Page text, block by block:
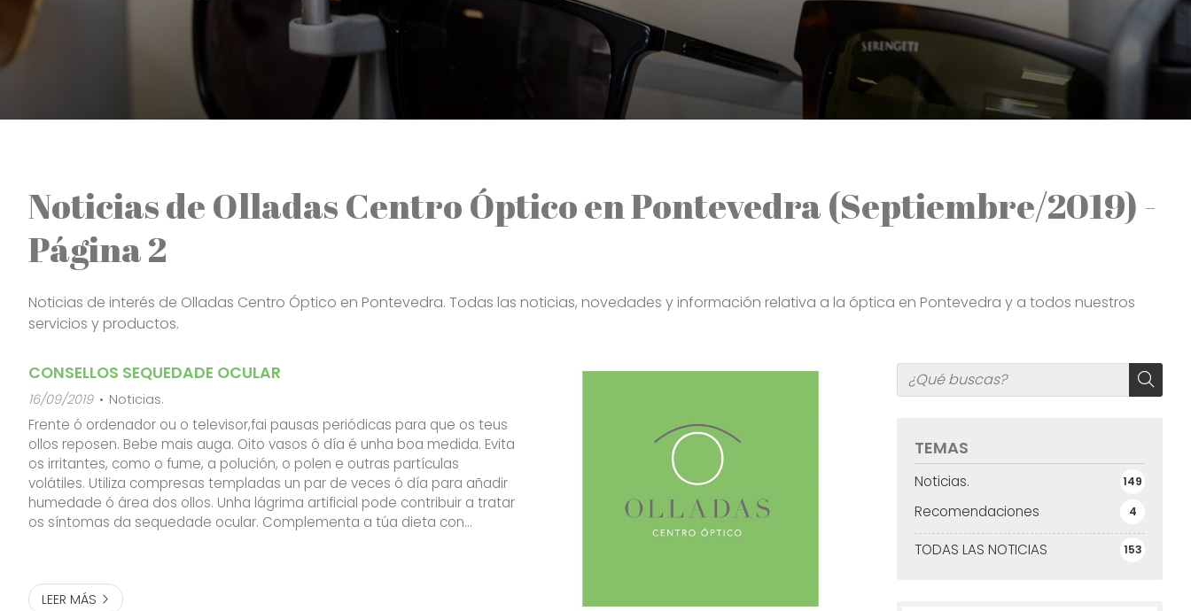
Noticias de Olladas Centro Óptico en Pontevedra (Septiembre/2019) -
Página 2
Noticias de interés de Olladas Centro Óptico en Pontevedra. Todas las noticias, novedades y información relativa a la óptica en Pontevedra y a todos nuestros
servicios y productos.
TEMAS
TODAS LAS NOTICIAS 153
Noticias. 149
Recomendaciones 4
CONSELLOS SEQUEDADE OCULAR
16/09/2019 Noticias.
Frente ó ordenador ou o televisor,fai pausas periódicas para que os teus
ollos reposen. Bebe mais auga. Oito vasos ó día é unha boa medida. Evita
os irritantes, como o fume, a polución, o polen e outras partículas
volátiles. Utiliza compresas templadas un par de veces ó día para añadir
humedade ó área dos ollos. Unha lágrima artificial pode contribuir a tratar
os síntomas da sequedade ocular. Complementa a túa dieta con
LEER MÁS